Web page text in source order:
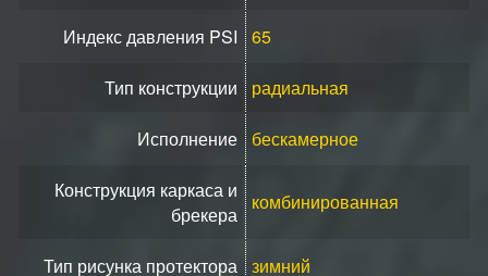
Индекс давления PSI 65
Тип конструкции радиальная
Исполнение бескамерное
Конструкция каркаса и
брекера
комбинированная
Тип рисунка протектора зимний